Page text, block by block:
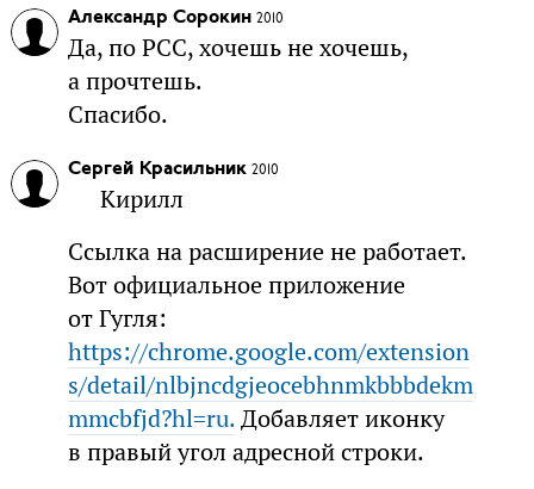
Александр Сорокин 2010
Да, по РСС, хочешь не хочешь,
а прочтешь.
Спасибо.
Сергей Красильник 2010
Кирилл
Ссылка на расширение не работает.
Вот официальное приложение
от Гугля:
https://chrome.google.com/extension
s/detail/nlbjncdgjeocebhnmkbbbdekm
mmcbfjd?hl=ru.Добавляет иконку
в правый угол адресной строки.